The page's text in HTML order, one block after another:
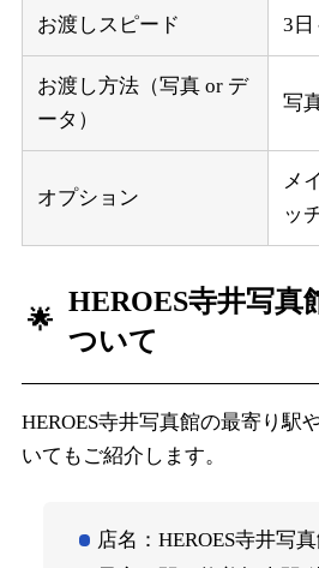
お渡しスピード 3日
お渡し方法（写真 or デ
ータ）
写
オプション
メ
ッ
HEROES寺井写真
ついて
HEROES寺井写真館の最寄り駅
いてもご紹介します。
店名：HEROES寺井写